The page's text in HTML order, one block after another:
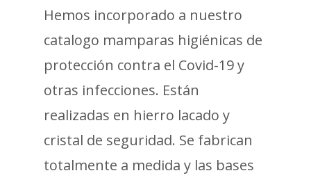
Hemos incorporado a nuestro
catalogo mamparas higiénicas de
protección contra el Covid-19 y
otras infecciones. Están
realizadas en hierro lacado y
cristal de seguridad. Se fabrican
totalmente a medida y las bases